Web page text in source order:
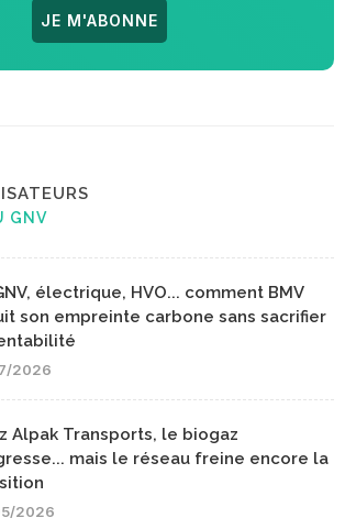
JE M'ABONNE
GNV
électrique, HVO... comment BMV
son empreinte carbone sans sacrifier
2026
Alpak Transports, le biogaz
mais le réseau freine encore la
2026